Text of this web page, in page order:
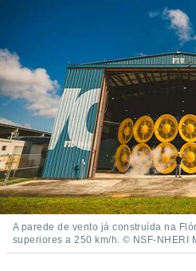
A parede de vento já construída na
superiores a 250 km/h. © NSF-NHERI